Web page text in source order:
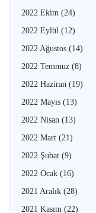
2022 Ekim (24)
2022 Eylül (12)
2022 Ağustos (14)
2022 Temmuz (8)
2022 Haziran (19)
2022 Mayıs (13)
2022 Nisan (13)
2022 Mart (21)
2022 Şubat (9)
2022 Ocak (16)
2021 Aralık (28)
2021 Kasım (22)